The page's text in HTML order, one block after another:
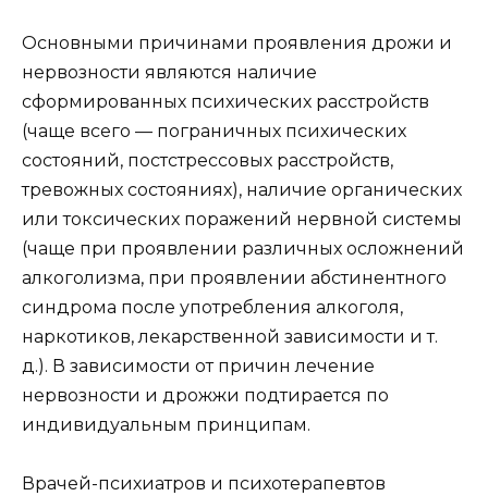
Основными причинами проявления дрожи и
нервозности являются наличие
сформированных психических расстройств
(чаще всего — пограничных психических
состояний, постстрессовых расстройств,
тревожных состояниях), наличие органических
или токсических поражений нервной системы
(чаще при проявлении различных осложнений
алкоголизма, при проявлении абстинентного
синдрома после употребления алкоголя,
наркотиков, лекарственной зависимости и т.
д.). В зависимости от причин лечение
нервозности и дрожжи подтирается по
индивидуальным принципам.
Врачей-психиатров и психотерапевтов